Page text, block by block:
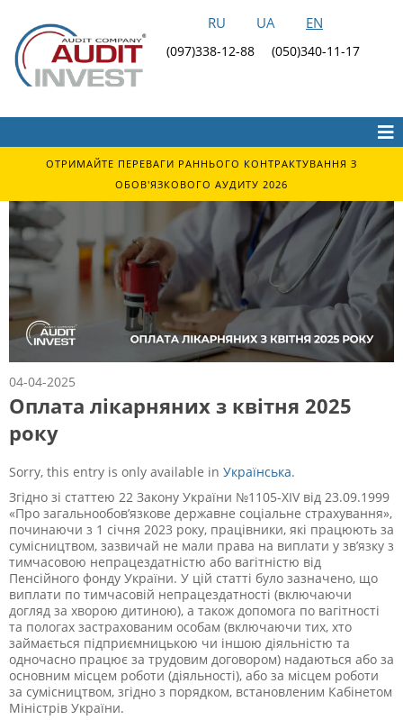
RU UA EN
(097)338-12-88 (050)340-11-17
ОТРИМАЙТЕ ПЕРЕВАГИ РАННЬОГО КОНТРАКТУВАННЯ З
ОБОВ'ЯЗКОВОГО АУДИТУ 2026
04-04-2025
Оплата лікарняних з квітня 2025
року
Sorry, this entry is only available in Українська.
Згідно зі статтею 22 Закону України №1105-XIV від 23.09.1999
«Про загальнообов’язкове державне соціальне страхування»,
починаючи з 1 січня 2023 року, працівники, які працюють за
сумісництвом, зазвичай не мали права на виплати у зв’язку з
тимчасовою непрацездатністю або вагітністю від
Пенсійного фонду України. У цій статті було зазначено, що
виплати по тимчасовій непрацездатності (включаючи
догляд за хворою дитиною), а також допомога по вагітності
та пологах застрахованим особам (включаючи тих, хто
займається підприємницькою чи іншою діяльністю та
одночасно працює за трудовим договором) надаються або за
основним місцем роботи (діяльності), або за місцем роботи
за сумісництвом, згідно з порядком, встановленим Кабінетом
Міністрів України.